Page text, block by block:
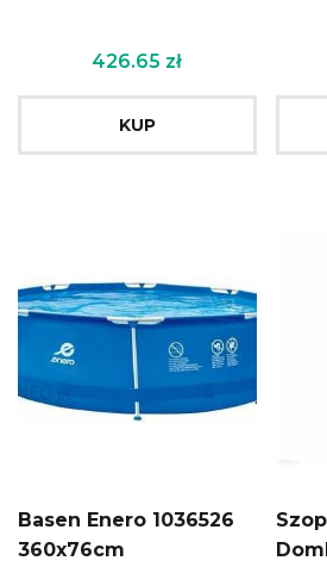
426.65 zł
KUP
Basen Enero 1036526
360x76cm